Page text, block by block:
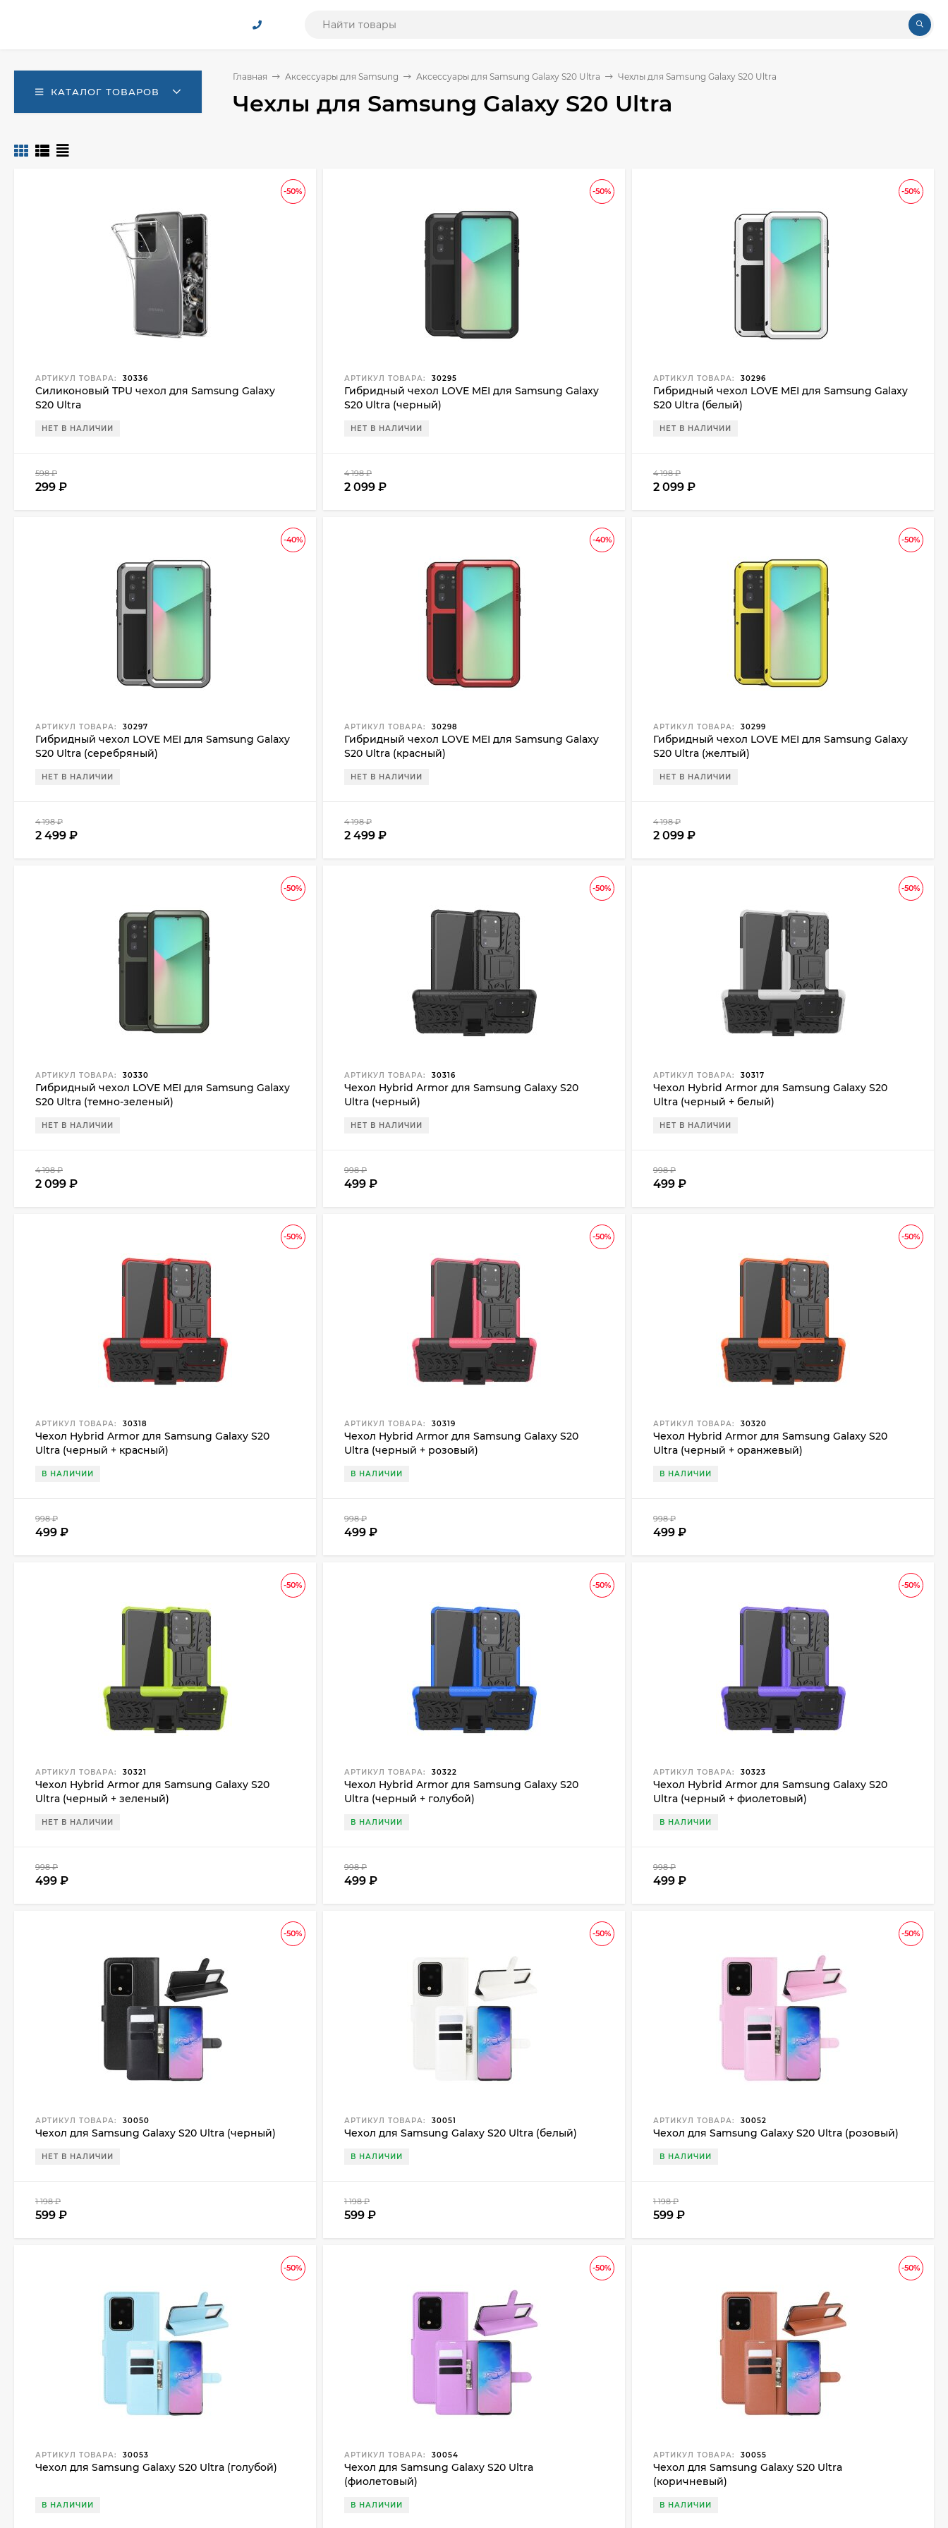
КАТАЛОГ ТОВАРОВ
Главная Аксессуары для Samsung Аксессуары для Samsung Galaxy S20 Ultra Чехлы для Samsung Galaxy S20 Ultra
Чехлы для Samsung Galaxy S20 Ultra
-50%
АРТИКУЛ ТОВАРА: 30336
Силиконовый TPU чехол для Samsung Galaxy
S20 Ultra
НЕТ В НАЛИЧИИ
598₽
299 ₽
-50%
АРТИКУЛ ТОВАРА: 30295
Гибридный чехол LOVE MEI для Samsung Galaxy
S20 Ultra (черный)
НЕТ В НАЛИЧИИ
4 198₽
2 099 ₽
-50%
АРТИКУЛ ТОВАРА: 30296
Гибридный чехол LOVE MEI для Samsung Galaxy
S20 Ultra (белый)
НЕТ В НАЛИЧИИ
4 198₽
2 099 ₽
-40%
АРТИКУЛ ТОВАРА: 30297
Гибридный чехол LOVE MEI для Samsung Galaxy
S20 Ultra (серебряный)
НЕТ В НАЛИЧИИ
4 198₽
2 499 ₽
-40%
АРТИКУЛ ТОВАРА: 30298
Гибридный чехол LOVE MEI для Samsung Galaxy
S20 Ultra (красный)
НЕТ В НАЛИЧИИ
4 198₽
2 499 ₽
-50%
АРТИКУЛ ТОВАРА: 30299
Гибридный чехол LOVE MEI для Samsung Galaxy
S20 Ultra (желтый)
НЕТ В НАЛИЧИИ
4 198₽
2 099 ₽
-50%
АРТИКУЛ ТОВАРА: 30330
Гибридный чехол LOVE MEI для Samsung Galaxy
S20 Ultra (темно-зеленый)
НЕТ В НАЛИЧИИ
4 198₽
2 099 ₽
-50%
АРТИКУЛ ТОВАРА: 30316
Чехол Hybrid Armor для Samsung Galaxy S20
Ultra (черный)
НЕТ В НАЛИЧИИ
998₽
499 ₽
-50%
АРТИКУЛ ТОВАРА: 30317
Чехол Hybrid Armor для Samsung Galaxy S20
Ultra (черный + белый)
НЕТ В НАЛИЧИИ
998₽
499 ₽
-50%
АРТИКУЛ ТОВАРА: 30318
Чехол Hybrid Armor для Samsung Galaxy S20
Ultra (черный + красный)
В НАЛИЧИИ
998₽
499 ₽
-50%
АРТИКУЛ ТОВАРА: 30319
Чехол Hybrid Armor для Samsung Galaxy S20
Ultra (черный + розовый)
В НАЛИЧИИ
998₽
499 ₽
-50%
АРТИКУЛ ТОВАРА: 30320
Чехол Hybrid Armor для Samsung Galaxy S20
Ultra (черный + оранжевый)
В НАЛИЧИИ
998₽
499 ₽
-50%
АРТИКУЛ ТОВАРА: 30321
Чехол Hybrid Armor для Samsung Galaxy S20
Ultra (черный + зеленый)
НЕТ В НАЛИЧИИ
998₽
499 ₽
-50%
АРТИКУЛ ТОВАРА: 30322
Чехол Hybrid Armor для Samsung Galaxy S20
Ultra (черный + голубой)
В НАЛИЧИИ
998₽
499 ₽
-50%
АРТИКУЛ ТОВАРА: 30323
Чехол Hybrid Armor для Samsung Galaxy S20
Ultra (черный + фиолетовый)
В НАЛИЧИИ
998₽
499 ₽
-50%
АРТИКУЛ ТОВАРА: 30050
Чехол для Samsung Galaxy S20 Ultra (черный)
НЕТ В НАЛИЧИИ
1 198₽
599 ₽
-50%
АРТИКУЛ ТОВАРА: 30051
Чехол для Samsung Galaxy S20 Ultra (белый)
В НАЛИЧИИ
1 198₽
599 ₽
-50%
АРТИКУЛ ТОВАРА: 30052
Чехол для Samsung Galaxy S20 Ultra (розовый)
В НАЛИЧИИ
1 198₽
599 ₽
-50%
АРТИКУЛ ТОВАРА: 30053
Чехол для Samsung Galaxy S20 Ultra (голубой)
В НАЛИЧИИ
-50%
АРТИКУЛ ТОВАРА: 30054
Чехол для Samsung Galaxy S20 Ultra
(фиолетовый)
В НАЛИЧИИ
-50%
АРТИКУЛ ТОВАРА: 30055
Чехол для Samsung Galaxy S20 Ultra
(коричневый)
В НАЛИЧИИ